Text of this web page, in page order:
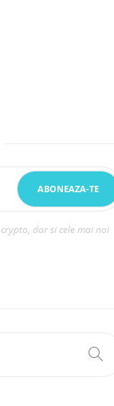
dar si cele mai noi